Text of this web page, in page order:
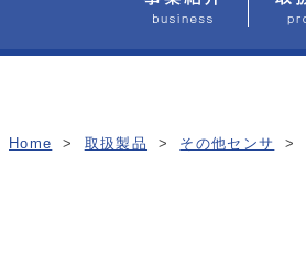
Home > 取扱製品 > その他センサ >